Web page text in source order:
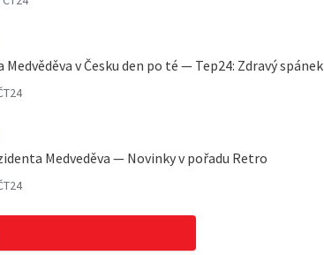
v Česku den po té — Tep24: Zdravý spánek
Medveděva — Novinky v pořadu Retro